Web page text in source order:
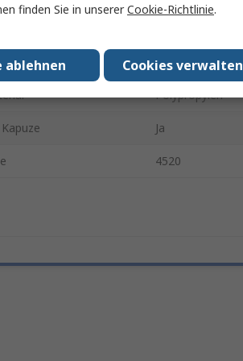
43 in
Polypropylen
Ja
4520
finden Sie in unsererCookie-Richtlinie.
Cookies verwalten
ablehnen